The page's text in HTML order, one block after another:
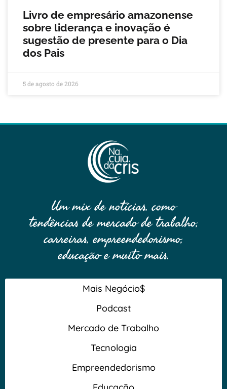
Livro de empresário amazonense
sobre liderança e inovação é
sugestão de presente para o Dia
dos Pais
5 de agosto de 2026
Um mix de notícias, como
tendências de mercado de trabalho,
carreiras, empreendedorismo,
educação e muito mais.
Mais Negócio$
Podcast
Mercado de Trabalho
Tecnologia
Empreendedorismo